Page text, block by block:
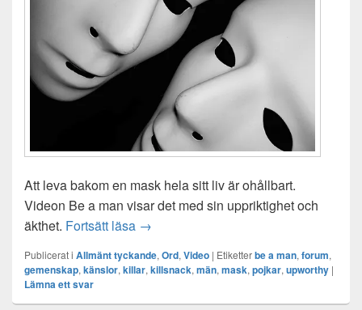
Att leva bakom en mask hela sitt liv är ohållbart.
Videon Be a man visar det med sin uppriktighet och
äkthet. Fortsätt läsa Be a man
→
Publicerat i Allmänt tyckande, Ord, Video | Etiketterbe a man, forum,
gemenskap, känslor, killar, killsnack, män, mask, pojkar, upworthy |
Lämna ett svar